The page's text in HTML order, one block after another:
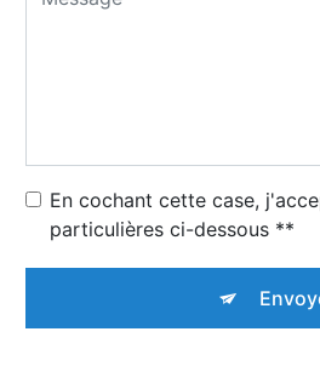
En cochant cette case,
particulières ci-dessous **